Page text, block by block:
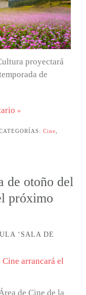
proyectará
de
Cine
de otoño del
próximo
‘SALA DE
de Cine de la